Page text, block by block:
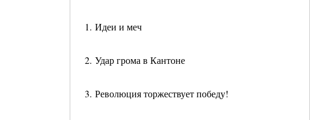
1. Идеи и меч
2. Удар грома в Кантоне
3. Революция торжествует победу!